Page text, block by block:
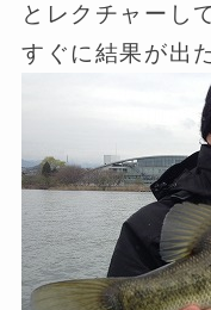
とレクチャーし
すぐに結果が出